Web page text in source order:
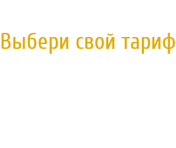
Выбери свой тариф